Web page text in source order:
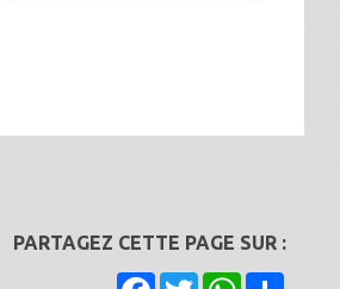
PARTAGEZ CETTE PAGE SUR :
Facebook
TwitterWhatsApp